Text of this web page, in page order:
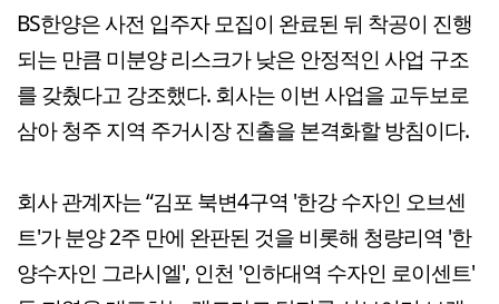
BS한양은 사전 입주자 모집이 완료된 뒤 착공이 진행
되는 만큼 미분양 리스크가 낮은 안정적인 사업 구조
를 갖췄다고 강조했다. 회사는 이번 사업을 교두보로
삼아 청주 지역 주거시장 진출을 본격화할 방침이다.
회사 관계자는 “김포 북변4구역 '한강 수자인 오브센
트'가 분양 2주 만에 완판된 것을 비롯해 청량리역 '한
양수자인 그라시엘', 인천 '인하대역 수자인 로이센트'